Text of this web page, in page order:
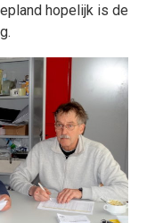
hopelijk is de